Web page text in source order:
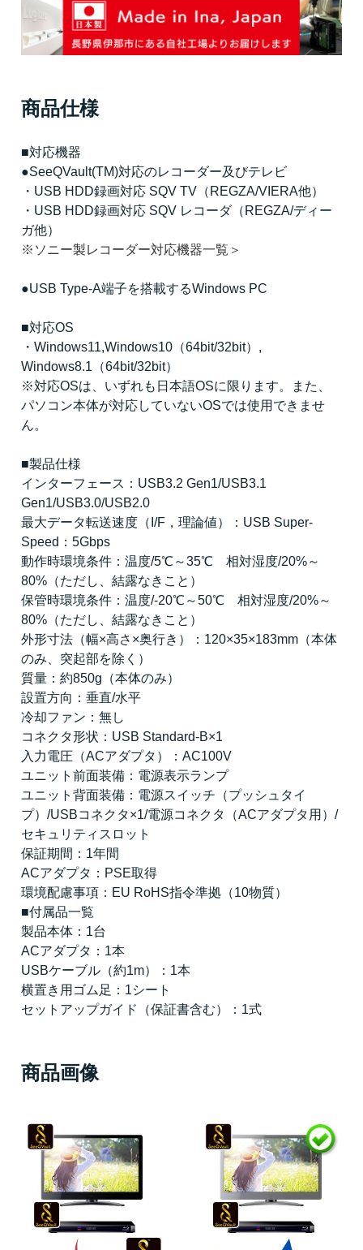
商品仕様
■対応機器
●SeeQVault(TM)対応のレコーダー及びテレビ
・USB HDD録画対応 SQV TV（REGZA/VIERA他）
・USB HDD録画対応 SQV レコーダ（REGZA/ディー
ガ他）
※ソニー製レコーダー対応機器一覧＞
●USB Type-A端子を搭載するWindows PC
■対応OS
・Windows11,Windows10（64bit/32bit）,
Windows8.1（64bit/32bit）
※対応OSは、いずれも日本語OSに限ります。また、
パソコン本体が対応していないOSでは使用できませ
ん。
■製品仕様
インターフェース：USB3.2 Gen1/USB3.1
Gen1/USB3.0/USB2.0
最大データ転送速度（I/F，理論値）：USB Super-
Speed：5Gbps
動作時環境条件：温度/5℃～35℃ 相対湿度/20%～
80%（ただし、結露なきこと）
保管時環境条件：温度/-20℃～50℃ 相対湿度/20%～
80%（ただし、結露なきこと）
外形寸法（幅×高さ×奥行き）：120×35×183mm（本体
のみ、突起部を除く）
質量：約850g（本体のみ）
設置方向：垂直/水平
冷却ファン：無し
コネクタ形状：USB Standard-B×1
入力電圧（ACアダプタ）：AC100V
ユニット前面装備：電源表示ランプ
ユニット背面装備：電源スイッチ（プッシュタイ
プ）/USBコネクタ×1/電源コネクタ（ACアダプタ用）/
セキュリティスロット
保証期間：1年間
ACアダプタ：PSE取得
環境配慮事項：EU RoHS指令準拠（10物質）
■付属品一覧
製品本体：1台
ACアダプタ：1本
USBケーブル（約1m）：1本
横置き用ゴム足：1シート
セットアップガイド（保証書含む）：1式
商品画像